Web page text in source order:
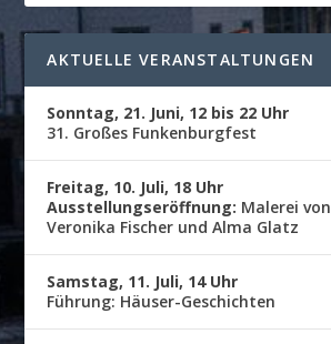
AKTUELLE VERANSTALTUNGEN
Sonntag, 21. Juni, 12 bis 22 Uhr
31. Großes Funkenburgfest
Freitag, 10. Juli, 18 Uhr
Ausstellungseröffnung: Malerei von
Veronika Fischer und Alma Glatz
Samstag, 11. Juli, 14 Uhr
Führung: Häuser-Geschichten